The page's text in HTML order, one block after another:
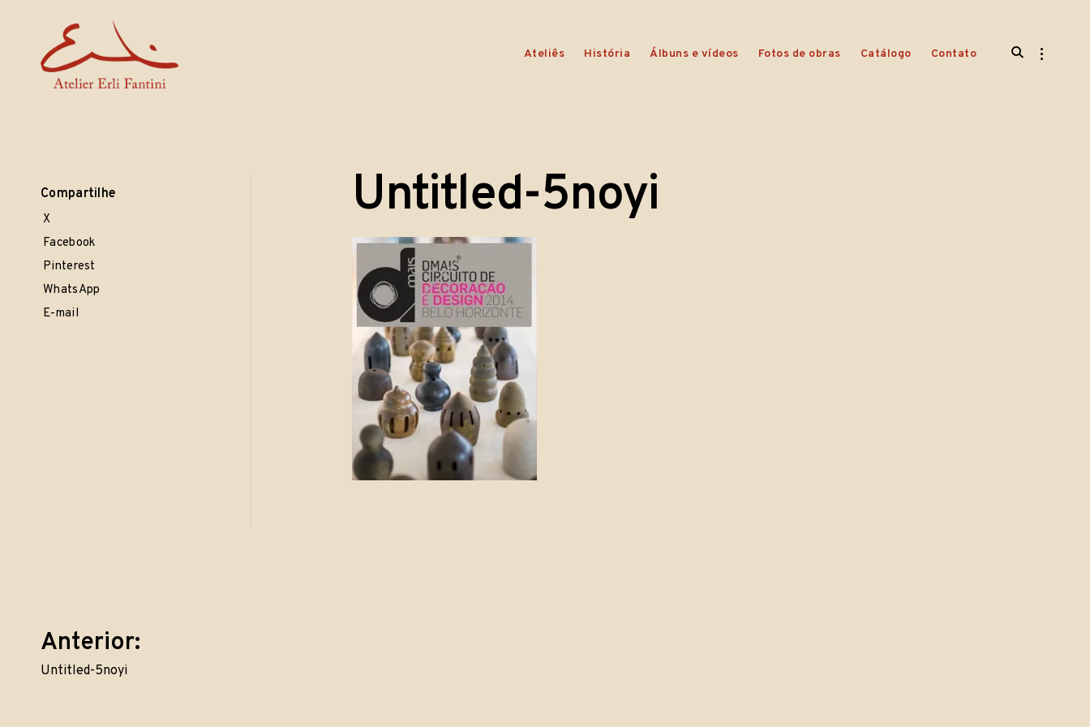
Ateliês História Álbuns e vídeos Fotos de obras Catálogo Contato
open
search
open
Compartilhe
X
Facebook
Pinterest
WhatsApp
E-mail
Untitled-5noyi
Navegação
Anterior:
Untitled-5noyi